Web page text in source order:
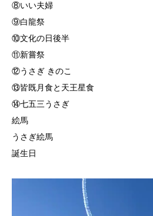
⑧いい夫婦
⑨白龍祭
⑩文化の日後半
⑪新嘗祭
⑫うさぎ きのこ
⑬皆既月食と天王星食
⑭七五三うさぎ
絵馬
うさぎ絵馬
誕生日